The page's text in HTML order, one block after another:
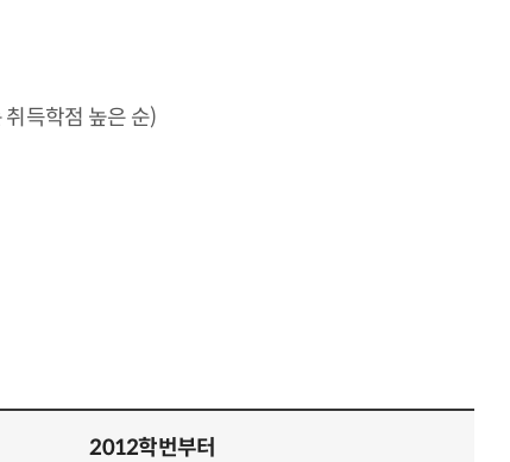
득학점 높은 순)
2012학번부터